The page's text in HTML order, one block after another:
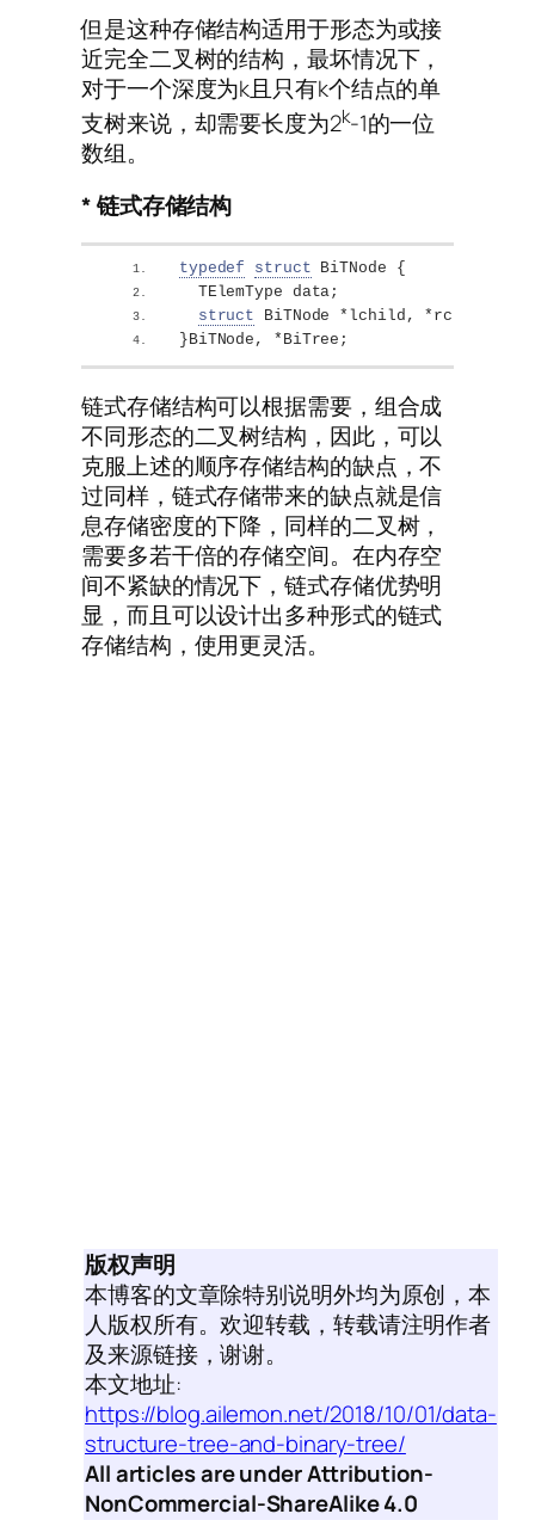
但是这种存储结构适用于形态为或接
近完全二叉树的结构，最坏情况下，
对于一个深度为k且只有k个结点的单
支树来说，却需要长度为2k-1的一位
数组。
* 链式存储结构
typedef struct BiTNode {
  TElemType data;
struct BiTNode *lchild, *rchild;
}BiTNode, *BiTree;
链式存储结构可以根据需要，组合成
不同形态的二叉树结构，因此，可以
克服上述的顺序存储结构的缺点，不
过同样，链式存储带来的缺点就是信
息存储密度的下降，同样的二叉树，
需要多若干倍的存储空间。在内存空
间不紧缺的情况下，链式存储优势明
显，而且可以设计出多种形式的链式
存储结构，使用更灵活。
版权声明
本博客的文章除特别说明外均为原创，本
人版权所有。欢迎转载，转载请注明作者
及来源链接，谢谢。
本文地址:
https://blog.ailemon.net/2018/10/01/data-
structure-tree-and-binary-tree/
All articles are under Attribution-
NonCommercial-ShareAlike 4.0